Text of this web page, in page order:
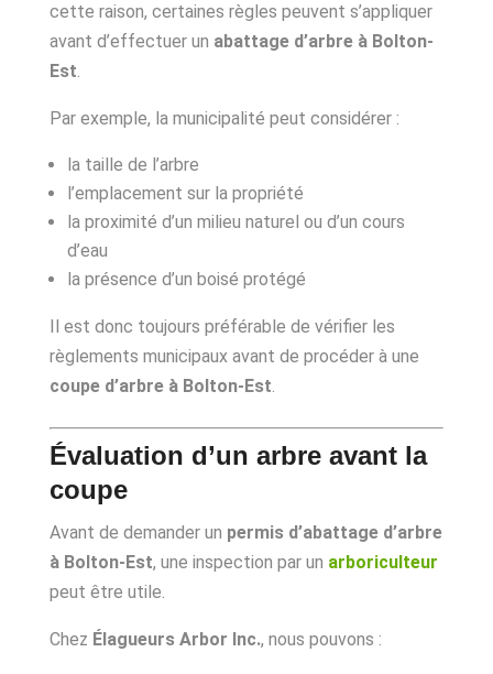
cette raison, certaines règles peuvent s’appliquer
avant d’effectuer un abattage d’arbre à Bolton-
Est.
Par exemple, la municipalité peut considérer :
la taille de l’arbre
l’emplacement sur la propriété
la proximité d’un milieu naturel ou d’un cours
d’eau
la présence d’un boisé protégé
Il est donc toujours préférable de vérifier les
règlements municipaux avant de procéder à une
coupe d’arbre à Bolton-Est.
Évaluation d’un arbre avant la
coupe
Avant de demander un permis d’abattage d’arbre
à Bolton-Est, une inspection par un arboriculteur
peut être utile.
Chez Élagueurs Arbor Inc., nous pouvons :